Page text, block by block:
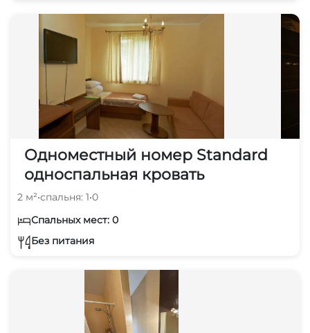
Одноместный номер Standard
односпальная кровать
2 м²•спальня: 1•0
Спальных мест: 0
Без питания